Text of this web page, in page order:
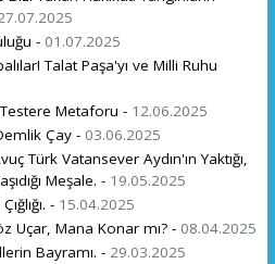
- 01.07.2025
Talat Paşa'yı ve Milli Ruhu
Testere Metaforu - 12.06.2025
Çay - 03.06.2025
Türk Vatansever Aydın'ın Yaktığı,
Meşale. - 19.05.2025
- 15.04.2025
Uçar, Mana Konar mı? - 08.04.2025
Bayramı. - 29.03.2025